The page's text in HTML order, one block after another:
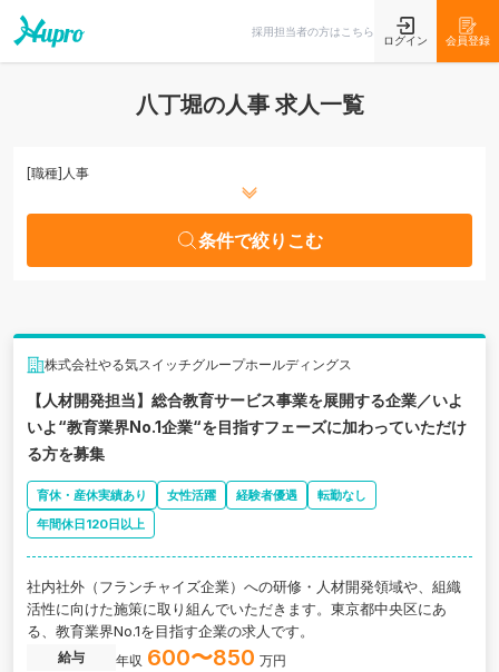
採用担当者の方はこちら
ログイン 会員登録
八丁堀の人事 求人一覧
[職種] 人事
条件で絞りこむ
株式会社やる気スイッチグループホールディングス
【人材開発担当】総合教育サービス事業を展開する企業／いよ
いよ“教育業界No.1企業“を目指すフェーズに加わっていただけ
る方を募集
育休・産休実績あり 女性活躍 経験者優遇
転勤なし
年間休日120日以上
社内社外（フランチャイズ企業）への研修・人材開発領域や、組織
活性に向けた施策に取り組んでいただきます。東京都中央区にあ
る、教育業界No.1を目指す企業の求人です。
給与 年収 600〜850 万円